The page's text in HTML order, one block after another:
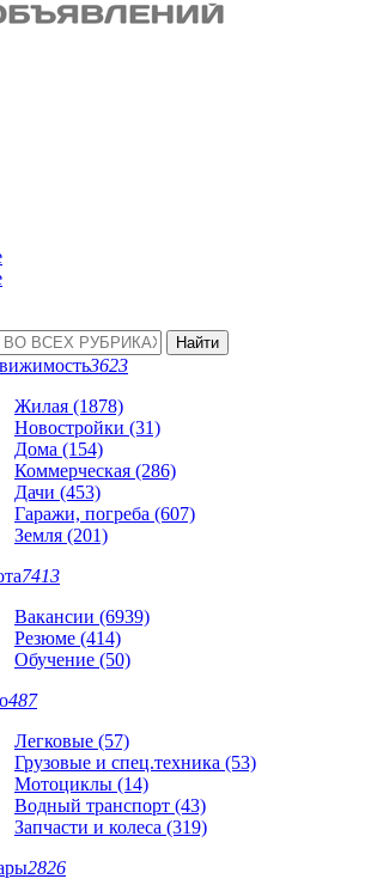
3623
Жилая (1878)
Новостройки (31)
Дома (154)
Коммерческая (286)
Дачи (453)
Гаражи, погреба (607)
Земля (201)
7413
Вакансии (6939)
Резюме (414)
Обучение (50)
487
Легковые (57)
Грузовые и спец.техника (53)
Мотоциклы (14)
Водный транспорт (43)
Запчасти и колеса (319)
2826